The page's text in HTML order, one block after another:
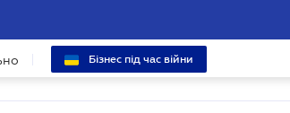
Бізнес під час війни